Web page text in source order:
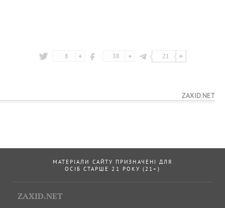
8 38 21
ZAXID.NET
МАТЕРІАЛИ САЙТУ ПРИЗНАЧЕНІ ДЛЯ
ОСІБ СТАРШЕ 21 РОКУ (21+)
ZAXID.NET